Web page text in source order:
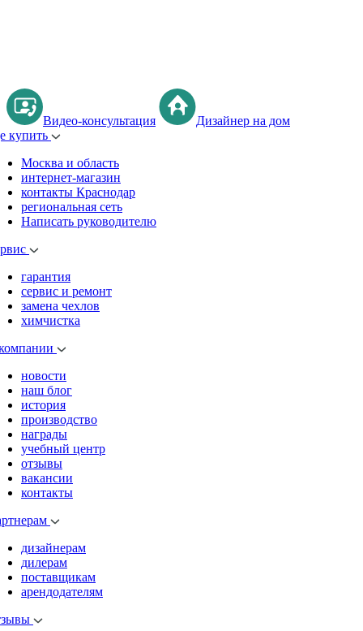
Видео-консультация
Дизайнер на дом
купить
Москва и область
интернет-магазин
контакты Краснодар
региональная сеть
Написать руководителю
гарантия
сервис и ремонт
замена чехлов
химчистка
новости
наш блог
история
производство
награды
учебный центр
отзывы
вакансии
контакты
дизайнерам
дилерам
поставщикам
арендодателям